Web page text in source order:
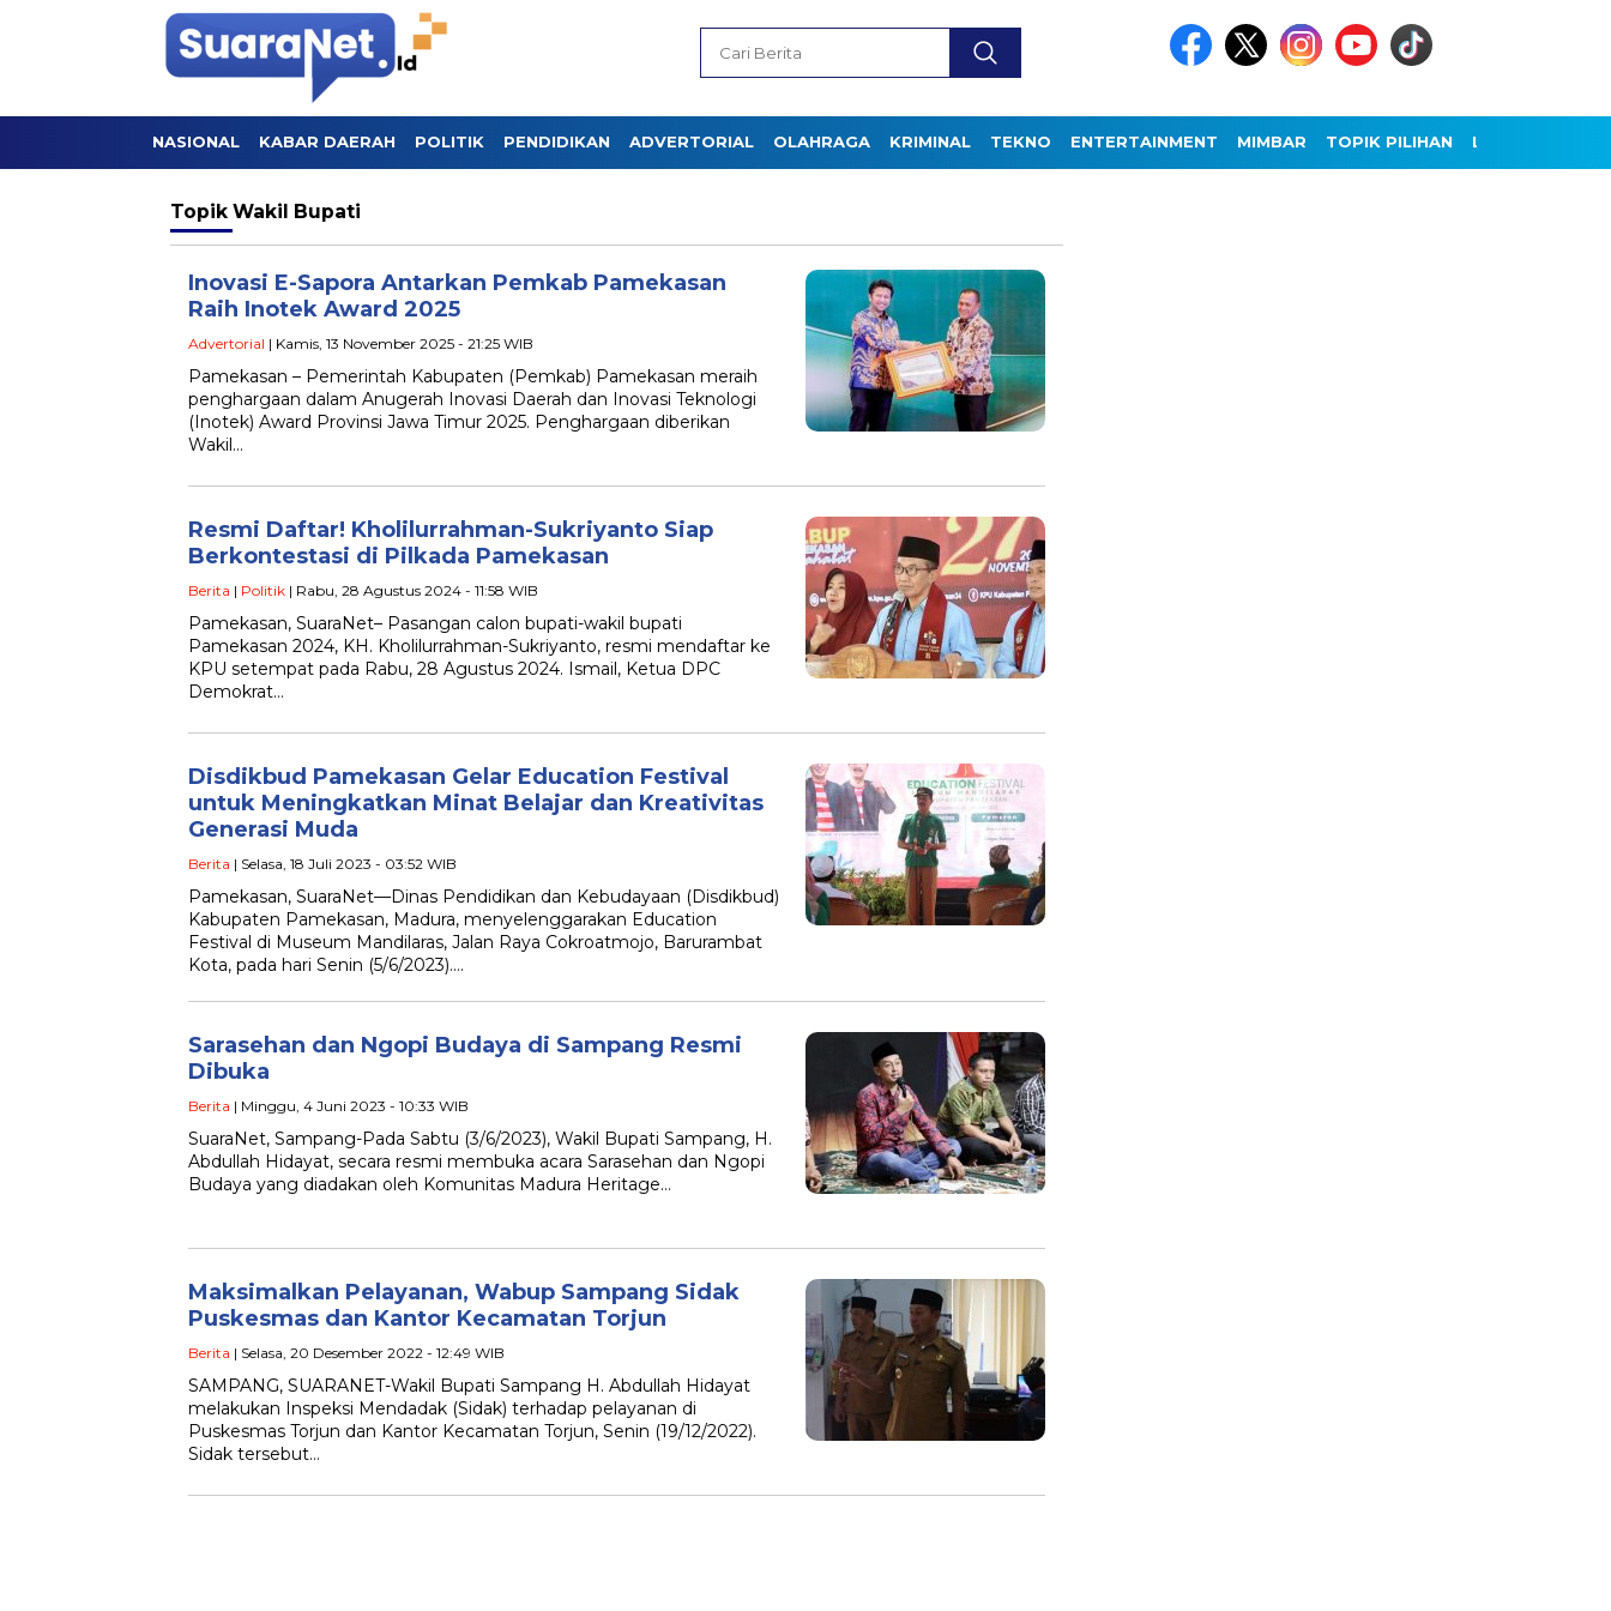
NASIONAL KABAR DAERAH POLITIK PENDIDIKAN ADVERTORIAL OLAHRAGA KRIMINAL TEKNO ENTERTAINMENT MIMBAR TOPIK PILIHAN LAINNYA
Topik Wakil Bupati
Inovasi E-Sapora Antarkan Pemkab Pamekasan
Raih Inotek Award 2025
Advertorial | Kamis, 13 November 2025 - 21:25 WIB
Pamekasan – Pemerintah Kabupaten (Pemkab) Pamekasan meraih
penghargaan dalam Anugerah Inovasi Daerah dan Inovasi Teknologi
(Inotek) Award Provinsi Jawa Timur 2025. Penghargaan diberikan
Wakil…
Resmi Daftar! Kholilurrahman-Sukriyanto Siap
Berkontestasi di Pilkada Pamekasan
Berita | Politik | Rabu, 28 Agustus 2024 - 11:58 WIB
Pamekasan, SuaraNet– Pasangan calon bupati-wakil bupati
Pamekasan 2024, KH. Kholilurrahman-Sukriyanto, resmi mendaftar ke
KPU setempat pada Rabu, 28 Agustus 2024. Ismail, Ketua DPC
Demokrat…
Disdikbud Pamekasan Gelar Education Festival
untuk Meningkatkan Minat Belajar dan Kreativitas
Generasi Muda
Berita | Selasa, 18 Juli 2023 - 03:52 WIB
Pamekasan, SuaraNet—Dinas Pendidikan dan Kebudayaan (Disdikbud)
Kabupaten Pamekasan, Madura, menyelenggarakan Education
Festival di Museum Mandilaras, Jalan Raya Cokroatmojo, Barurambat
Kota, pada hari Senin (5/6/2023)….
Sarasehan dan Ngopi Budaya di Sampang Resmi
Dibuka
Berita | Minggu, 4 Juni 2023 - 10:33 WIB
SuaraNet, Sampang-Pada Sabtu (3/6/2023), Wakil Bupati Sampang, H.
Abdullah Hidayat, secara resmi membuka acara Sarasehan dan Ngopi
Budaya yang diadakan oleh Komunitas Madura Heritage…
Maksimalkan Pelayanan, Wabup Sampang Sidak
Puskesmas dan Kantor Kecamatan Torjun
Berita | Selasa, 20 Desember 2022 - 12:49 WIB
SAMPANG, SUARANET-Wakil Bupati Sampang H. Abdullah Hidayat
melakukan Inspeksi Mendadak (Sidak) terhadap pelayanan di
Puskesmas Torjun dan Kantor Kecamatan Torjun, Senin (19/12/2022).
Sidak tersebut…